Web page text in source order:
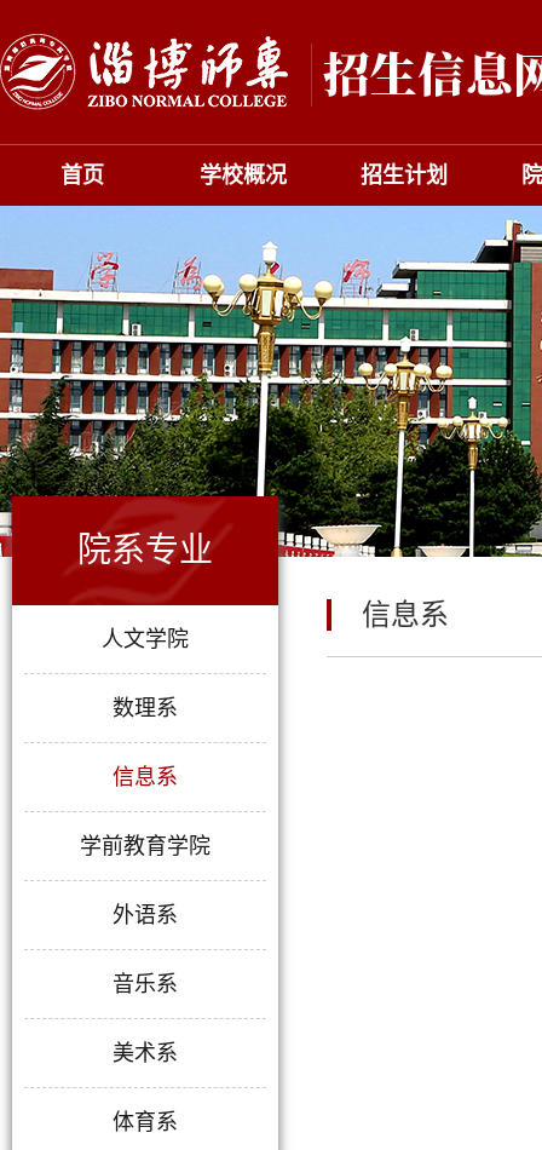
首页 学校概况 招生计划
院系专业
人文学院
数理系
信息系
学前教育学院
外语系
音乐系
美术系
体育系
信息系